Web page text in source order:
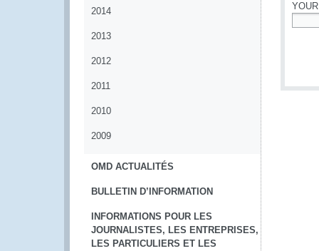
2014
2013
2012
2011
2010
2009
OMD ACTUALITÉS
BULLETIN D’INFORMATION
INFORMATIONS POUR LES
JOURNALISTES, LES ENTREPRISES,
LES PARTICULIERS ET LES